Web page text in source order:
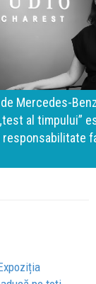
Cel mai
constant, dar
siguranță și